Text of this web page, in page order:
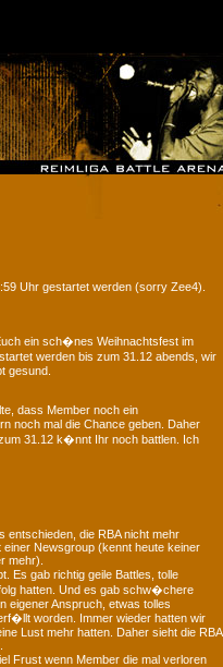
Uhr gestartet werden (sorry Zee4).
ein sch�nes Weihnachtsfest im
werden bis zum 31.12 abends, wir
gesund.
dass Member noch ein
noch mal die Chance geben. Daher
31.12 k�nnt Ihr noch battlen. Ich
entschieden, die RBA nicht mehr
Newsgroup (kennt heute keiner
mehr).
Es gab richtig geile Battles, tolle
hatten. Und es gab schw�chere
eigener Anspruch, etwas tolles
worden. Immer wieder hatten wir
Lust mehr hatten. Daher sieht die RBA
Frust wenn Member die mal verloren